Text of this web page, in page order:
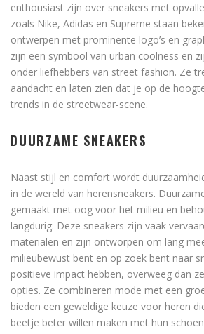
enthousiast zijn over sneakers met
zoals Nike, Adidas en Supreme staan
ontwerpen met prominente logo’s en
zijn een symbool van urban coolness en
onder liefhebbers van street fashion. Ze
aandacht en laten zien dat je op de
trends in de streetwear-scene.
DUURZAME SNEAKERS
Naast stijl en comfort wordt
in de wereld van herensneakers.
gemaakt met oog voor het milieu en
langdurig. Deze sneakers zijn vaak
materialen en zijn ontworpen om lang
milieubewust bent en op zoek bent naar
positieve impact hebben, overweeg dan
opties. Ze combineren mode met een
bieden een geweldige keuze voor heren
beetje beter willen maken met hun